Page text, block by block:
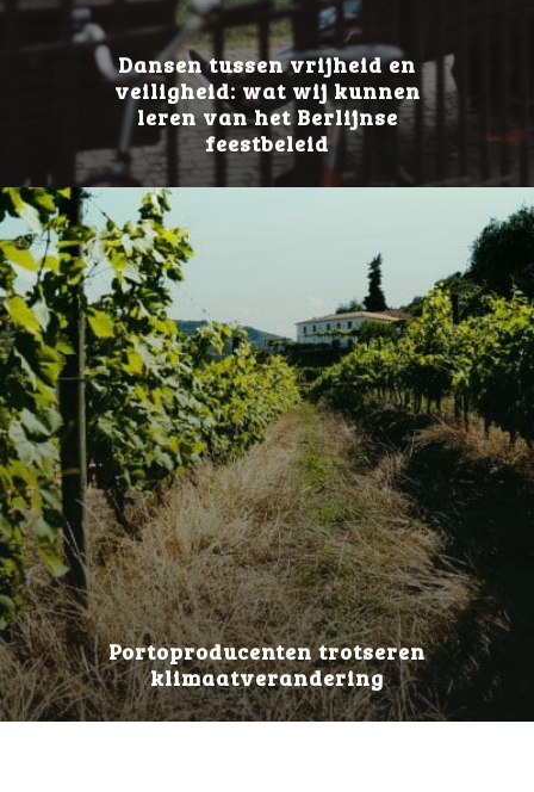
Dansen tussen vrijheid en
veiligheid: wat wij kunnen
leren van het Berlijnse
feestbeleid
Portoproducenten trotseren
klimaatverandering